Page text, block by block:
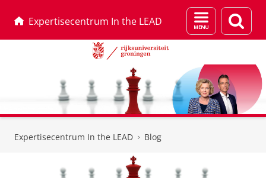
Expertisecentrum In the LEAD
Menu
en
Expertisecentrum In the LEAD Blog